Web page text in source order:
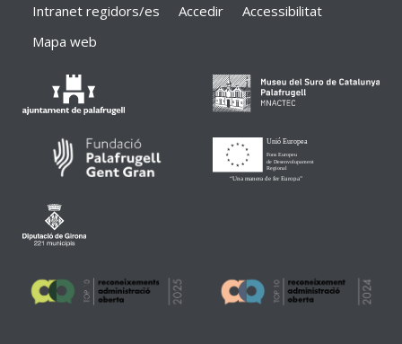
Intranet regidors/es
Accedir
Accessibilitat
Mapa web